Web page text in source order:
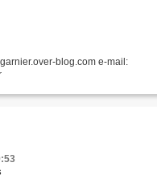
blog.com e-mail: